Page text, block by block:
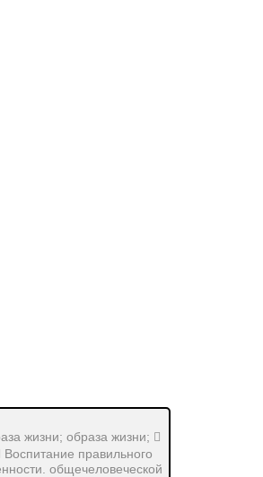
жизни; образа жизни; 
Воспитание правильного
общечеловеческой